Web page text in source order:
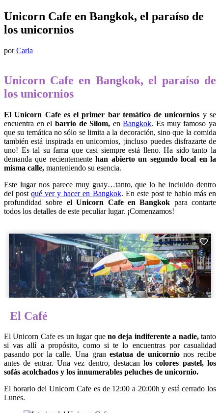
Unicorn Cafe en Bangkok, el paraíso de
los unicornios
porCarla
Unicorn Cafe en Bangkok, el paraíso de
los unicornios
El Unicorn Cafe es el primer bar temático de unicornios y se
encuentra en el barrio de Silom, enBangkok. Es muy famoso ya
que su temática no sólo se limita a la decoración, sino que la comida
también está inspirada en unicornios, ¡incluso puedes disfrazarte de
uno! Es tal su fama que casi siempre está lleno. Ha sido tanto la
demanda que recientementehan abierto un segundo local en la
misma calle, manteniendo su esencia.
Este lugar nos parece muy guay…tanto, que lo he incluido dentro
del postqué ver y hacer en Bangkok. En este post te hablo más en
profundidad sobre el Unicorn Cafe en Bangkok para contarte
todos los detalles de este peculiar lugar. ¡Comenzamos!
El Café
El Unicorn Cafe es un lugar que no deja indiferente a nadie,tanto
si vas allí a propósito, como si te lo encuentras por casualidad
pasando por la calle. Una gran estatua de unicornionos recibe
antes de entrar. Una vez dentro, destacan los colores pastel, los
sofás acolchados y los innumerables peluches de unicornio.
El horario del Unicorn Cafe es de 12:00 a 20:00h y está cerrado los
Lunes.